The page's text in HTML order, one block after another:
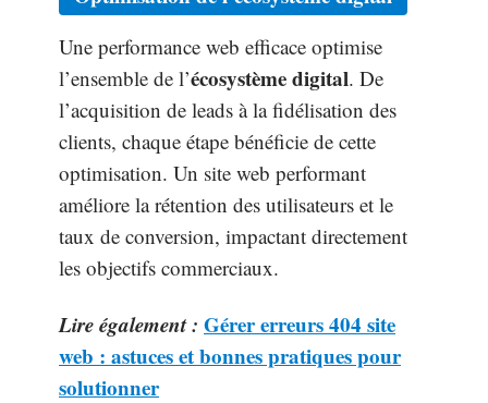
Une performance web efficace optimise
l’ensemble de l’écosystème digital. De
l’acquisition de leads à la fidélisation des
clients, chaque étape bénéficie de cette
optimisation. Un site web performant
améliore la rétention des utilisateurs et le
taux de conversion, impactant directement
les objectifs commerciaux.
Lire également : Gérer erreurs 404 site
web : astuces et bonnes pratiques pour
solutionner